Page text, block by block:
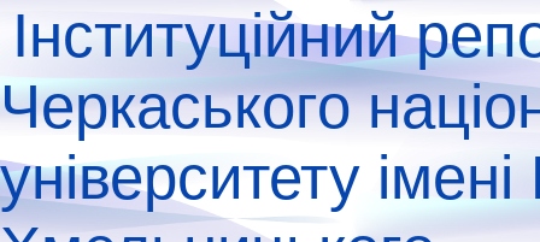
Інституційний
Черкаського
університету